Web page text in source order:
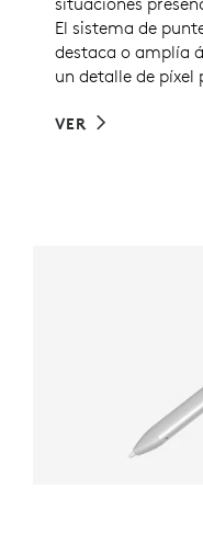
El sistema de
destaca o amplía
un detalle de píxel
VER